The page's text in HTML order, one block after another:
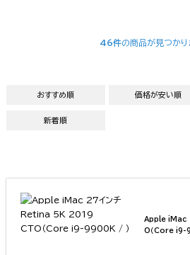
46件の商品が見つかり
おすすめ順 価格が安い順
新着順
Apple iMac
O（Core i9-